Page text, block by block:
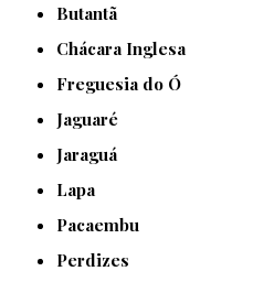
Butantã
Chácara Inglesa
Freguesia do Ó
Jaguaré
Jaraguá
Lapa
Pacaembu
Perdizes